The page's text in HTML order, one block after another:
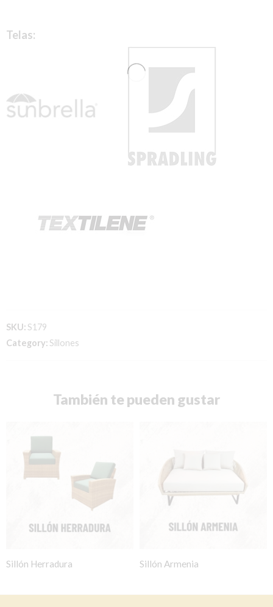
Telas:
SKU: S179
Category: Sillones
También te pueden gustar
Sillón Herradura Sillón Armenia